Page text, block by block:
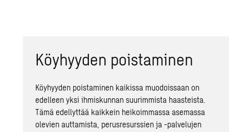
Köyhyyden poistaminen
Köyhyyden poistaminen kaikissa muodoissaan on
edelleen yksi ihmiskunnan suurimmista haasteista.
Tämä edellyttää kaikkein heikoimmassa asemassa
olevien auttamista, perusresurssien ja -palvelujen